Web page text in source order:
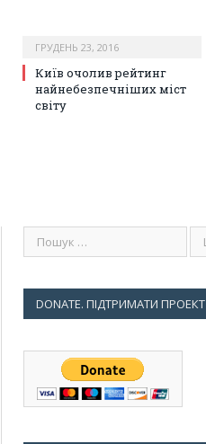
ГРУДЕНЬ 23, 2016
Київ очолив рейтинг
найнебезпечніших міст
світу
DONATE. ПІДТРИМАТИ ПРОЕКТ